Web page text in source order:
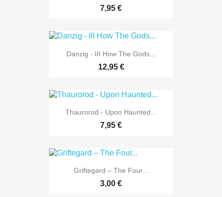
7,95 €
Danzig - III How The Gods...
12,95 €
Thaurorod - Upon Haunted...
7,95 €
Griftegard – The Four...
3,00 €